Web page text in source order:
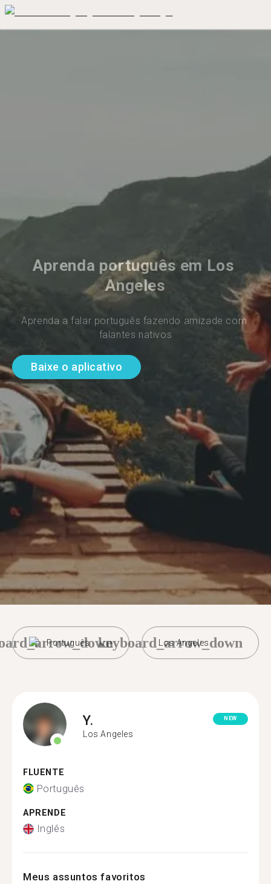
Aprenda português em Los
Angeles
Aprenda a falar português fazendo amizade com
falantes nativos
Baixe o aplicativo
Português Los Angeles
keyboard_arrow_down
Y.
Los Angeles
NEW
FLUENTE
Português
APRENDE
Inglês
Meus assuntos favoritos